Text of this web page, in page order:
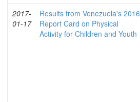
2017-
01-17
Results from Venezuela's 2016
Report Card on Physical
Activity for Children and Youth